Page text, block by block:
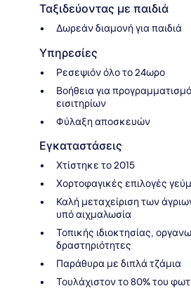
Ταξιδεύοντας με παιδιά
Δωρεάν διαμονή για παιδιά
Υπηρεσίες
Ρεσεψιόν όλο το 24ωρο
Βοήθεια για
εισιτηρίων
Φύλαξη αποσκευών
Εγκαταστάσεις
Χτίστηκε το 2015
Χορτοφαγικές επιλογές
Καλή μεταχείριση των
υπό αιχμαλωσία
Τοπικής ιδιοκτησίας,
δραστηριότητες
Παράθυρα με διπλά τζάμια
Τουλάχιστον το 80% του